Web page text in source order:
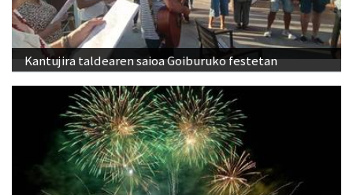
Kantujira taldearen saioa Goiburuko festetan